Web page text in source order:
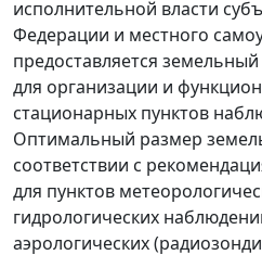
исполнительной власти
Федерации и местного
предоставляется
для организации и
стационарных пунктов
Оптимальный размер
соответствии с
для пунктов
гидрологических
аэрологических